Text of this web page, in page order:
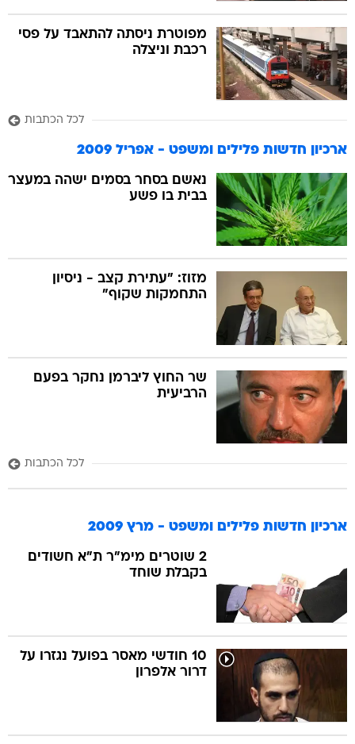
מפוטרת ניסתה להתאבד על פסי
רכבת וניצלה
לכל הכתבות
ארכיון חדשות פלילים ומשפט - אפריל 2009
נאשם בסחר בסמים ישהה במעצר
בבית בו פשע
מזוז: "עתירת קצב - ניסיון
התחמקות שקוף"
שר החוץ ליברמן נחקר בפעם
הרביעית
לכל הכתבות
ארכיון חדשות פלילים ומשפט - מרץ 2009
2 שוטרים מימ"ר ת"א חשודים
בקבלת שוחד
10 חודשי מאסר בפועל נגזרו על
דרור אלפרון